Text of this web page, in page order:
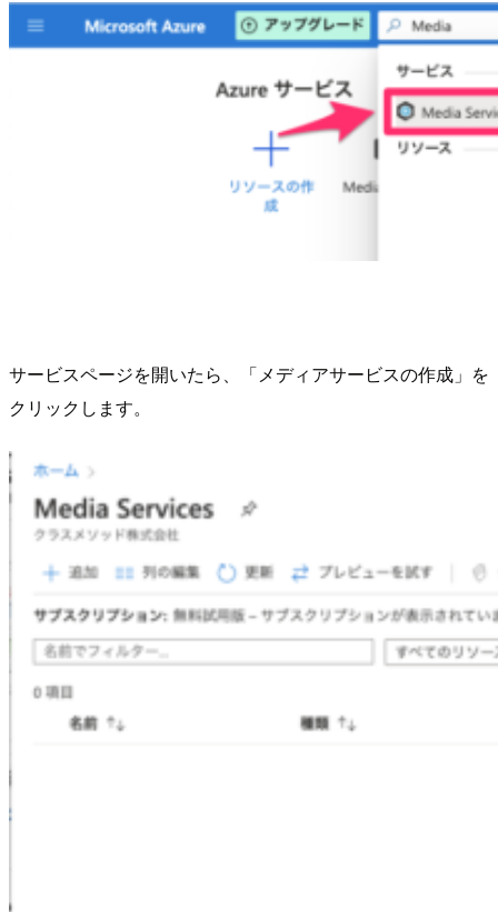
サービスページを開いたら、「メディアサービスの作成」を
クリックします。